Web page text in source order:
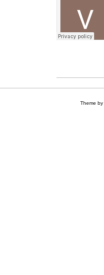
Theme by